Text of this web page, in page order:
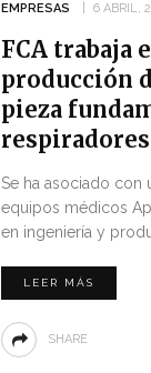
EMPRESAS 6 ABRIL,
FCA trabaja
producción
pieza
respiradores
Se ha asociado con
equipos médicos
en ingeniería y
LEER MÁS
SHARE